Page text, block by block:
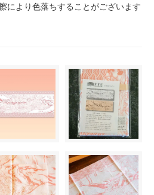
により色落ちすることがございます